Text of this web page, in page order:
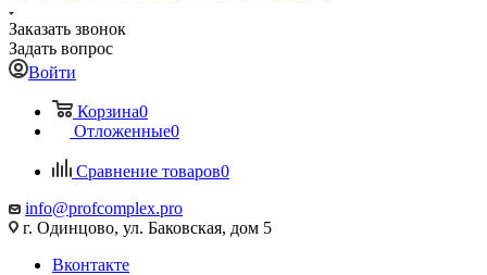
Заказать звонок
Задать вопрос
Войти
Корзина0
Отложенные0
Сравнение товаров0
info@profcomplex.pro
г. Одинцово, ул. Баковская, дом 5
Вконтакте